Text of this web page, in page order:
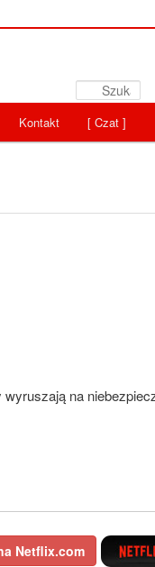
[ Czat ]
Kontakt
na
Netflix.com